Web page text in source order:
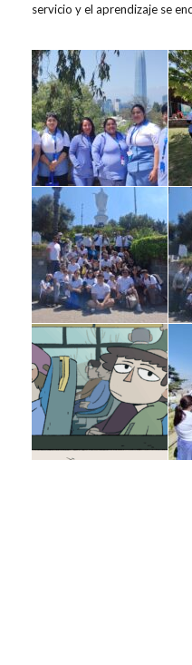
servicio y el aprendizaje se